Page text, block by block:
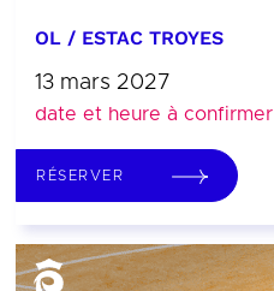
OL / ESTAC TROYES
13 mars 2027
date et heure à confirmer
RÉSERVER